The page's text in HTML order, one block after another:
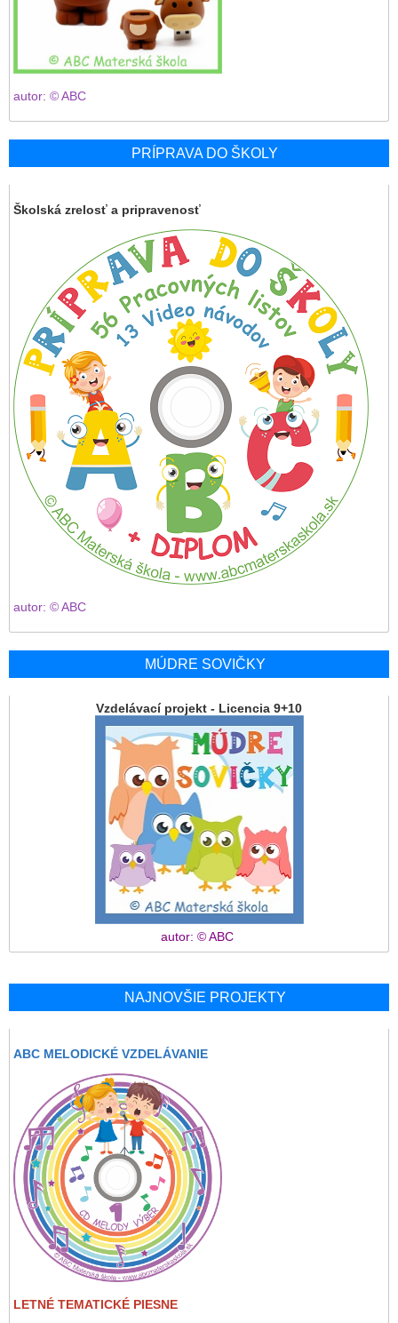
autor: © ABC
PRÍPRAVA DO ŠKOLY
Školská zrelosť a pripravenosť
autor: © ABC
MÚDRE SOVIČKY
Vzdelávací projekt - Licencia 9+10
autor: © ABC
NAJNOVŠIE PROJEKTY
ABC MELODICKÉ VZDELÁVANIE
LETNÉ TEMATICKÉ PIESNE